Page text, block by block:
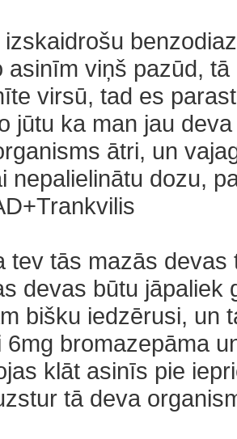
asinīm viņš pazūd,
virsū, tad es
jūtu ka man jau
ātri, un
nepalielinātu dozu,
tev tās mazās
devas būtu jāpaliek
bišku iedzērusi, un
6mg bromazepāma
klāt asinīs pie
tā deva